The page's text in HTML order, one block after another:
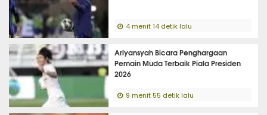
4 menit 14 detik lalu
Arlyansyah Bicara Penghargaan
Pemain Muda Terbaik Piala Presiden
2026
9 menit 55 detik lalu